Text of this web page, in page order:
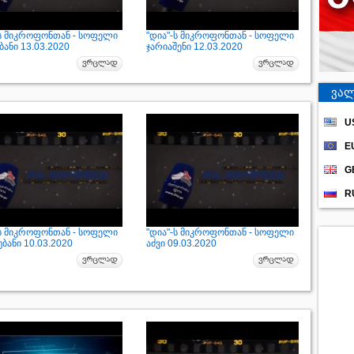
მიკროფონთან - სოფელი
13.03.2020
"დია"-ს მიკროფონთან - სოფელი
ჯარიაშენი 12.03.2020
მიკროფონთან - სოფელი
10.03.2020
"დია"-ს მიკროფონთან - სოფელი
აძვი 09.03.2020